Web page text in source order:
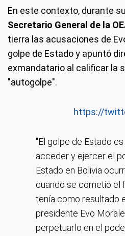
En este contexto, durante
Secretario General de la
tierra las acusaciones de
golpe de Estado y apuntó
exmandatario al calificar la
"autogolpe".
https://
"El golpe de Estado
acceder y ejercer el
Estado en Bolivia
cuando se cometió el
tenía como resultado
presidente Evo
perpetuarlo en el